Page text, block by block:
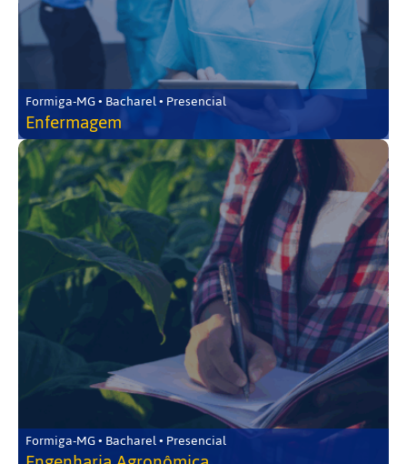
Formiga-MG • Bacharel • Presencial
Enfermagem
Formiga-MG • Bacharel • Presencial